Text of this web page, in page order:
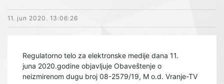
11. jun 2020. 13:06:26
Regulatorno telo za elektronske medije dana 11.
juna 2020.godine objavljuje Obaveštenje o
neizmirenom dugu broj 08-2579/19, M o.d. Vranje-TV